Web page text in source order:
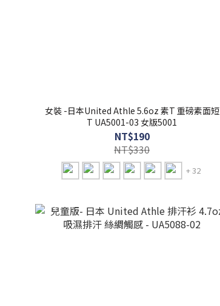
女裝 -日本United Athle 5.6oz 素T 重磅素面短
T UA5001-03 女版5001
NT$190
NT$330
+ 32